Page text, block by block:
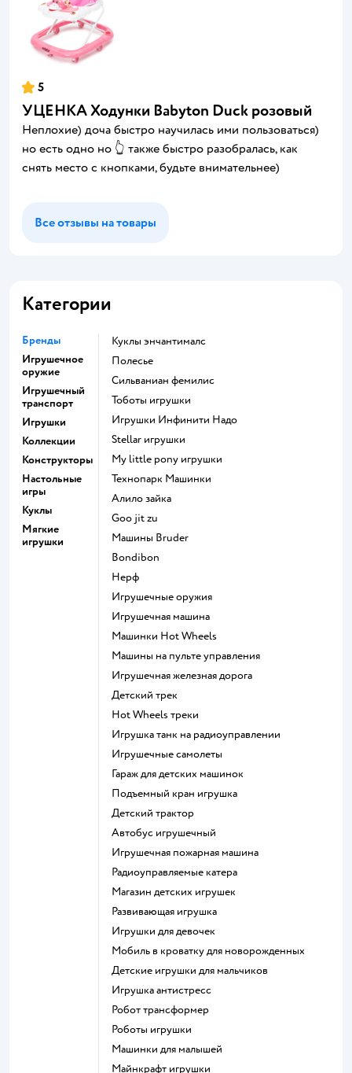
5
УЦЕНКА Ходунки Babyton Duck розовый
Неплохие) доча быстро научилась ими пользоваться)
но есть одно но 👆 также быстро разобралась, как
снять место с кнопками, будьте внимательнее)
Все отзывы на товары
Категории
Бренды
Игрушечное
оружие
Игрушечный
транспорт
Игрушки
Коллекции
Конструкторы
Настольные
игры
Куклы
Мягкие
игрушки
Куклы энчантималс
Полесье
Сильваниан фемилис
Тоботы игрушки
Игрушки Инфинити Надо
Stellar игрушки
my little pony игрушки
Технопарк Машинки
Алило зайка
Goo jit zu
Машины Bruder
Bondibon
Нерф
Игрушечные оружия
Игрушечная машина
Машинки Hot Wheels
Машины на пульте управления
Игрушечная железная дорога
Детский трек
Hot Wheels треки
Игрушка танк на радиоуправлении
Игрушечные самолеты
Гараж для детских машинок
Подъемный кран игрушка
Детский трактор
Автобус игрушечный
Игрушечная пожарная машина
Радиоуправляемые катера
Магазин детских игрушек
Развивающая игрушка
Игрушки для девочек
Мобиль в кроватку для новорожденных
Детские игрушки для мальчиков
Игрушка антистресс
Робот трансформер
Роботы игрушки
Машинки для малышей
Майнкрафт игрушки